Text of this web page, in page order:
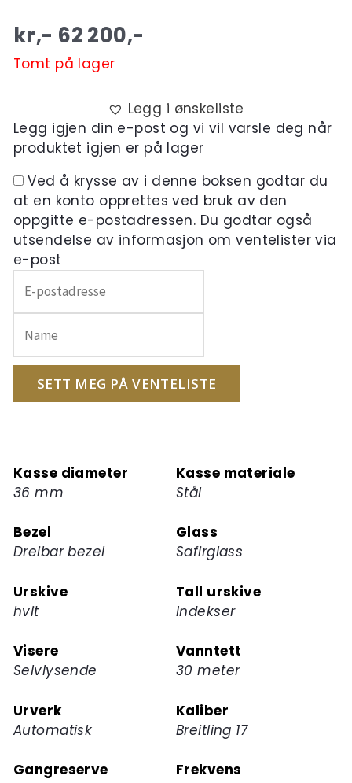
kr,- 62 200,-
Tomt på lager
Legg i ønskeliste
Legg igjen din e-post og vi vil varsle deg når
produktet igjen er på lager
Ved å krysse av i denne boksen godtar du
at en konto opprettes ved bruk av den
oppgitte e-postadressen. Du godtar også
utsendelse av informasjon om ventelister via
e-post
inn
e-
postadressen
din
ventelisten
for
produktet
SETT MEG PÅ VENTELISTE
Kasse diameter
36 mm
Kasse materiale
Stål
Bezel
Dreibar bezel
Glass
Safirglass
Urskive
hvit
Tall urskive
Indekser
Visere
Selvlysende
Vanntett
30 meter
Urverk
Automatisk
Kaliber
Breitling 17
Gangreserve
Frekvens